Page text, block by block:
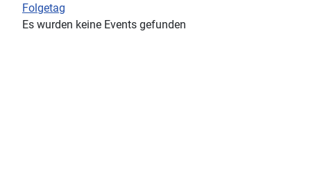
Folgetag
Es wurden keine Events gefunden